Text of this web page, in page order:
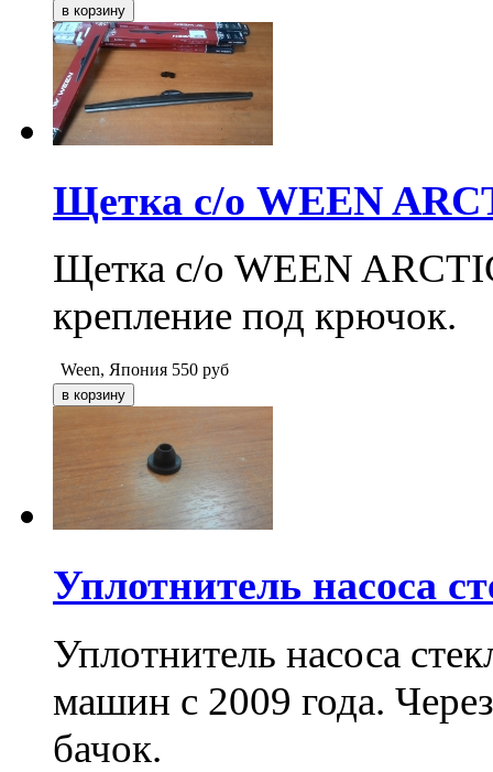
Щетка с/о WEEN
Щетка с/о WEEN
крепление под крючок.
Ween, Япония 550 руб
Уплотнитель насоса
Уплотнитель насоса
машин с 2009 года.
бачок.